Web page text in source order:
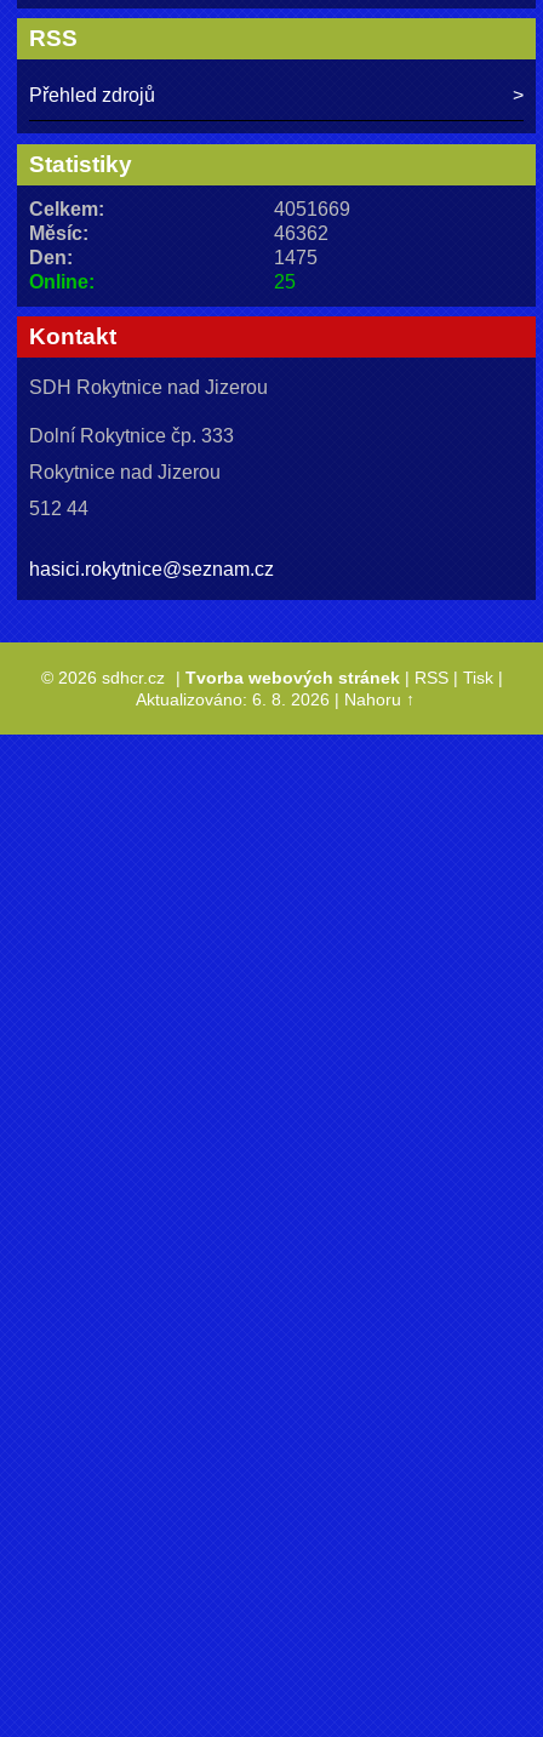
RSS
Přehled zdrojů
Statistiky
Online: 25
Celkem:
4051669
Měsíc:
46362
Den:
1475
Kontakt
SDH Rokytnice nad Jizerou
Dolní Rokytnice čp. 333
Rokytnice nad Jizerou
512 44
hasici.rokytnice@seznam.cz
© 2026 sdhcr.cz | Tvorba webových stránek| RSS| Tisk|
Aktualizováno: 6. 8. 2026 | Nahoru ↑